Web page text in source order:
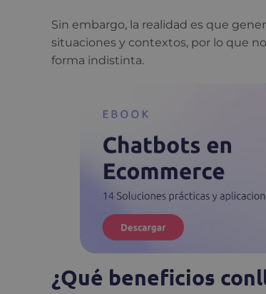
Sin embargo, la realidad es que
situaciones y contextos, por lo que
forma indistinta.
¿Qué beneficios